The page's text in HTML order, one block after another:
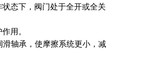
态下，阀门处于全开或全关
用。
滑轴承，使摩擦系统更小，减